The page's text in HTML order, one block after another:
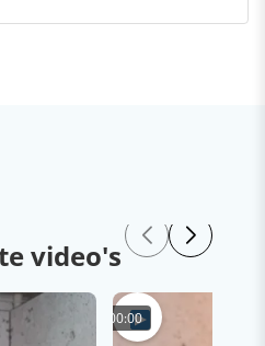
video's
00:00